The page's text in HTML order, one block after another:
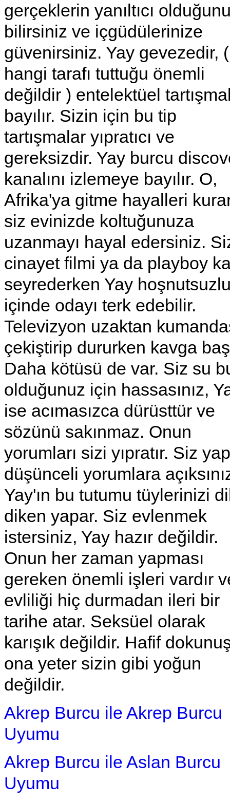
gerçeklerin yanıltıcı
bilirsiniz ve içgüdülerinize
güvenirsiniz. Yay gevezedir, (
hangi tarafı tuttuğu önemli
değildir ) entelektüel
bayılır. Sizin için bu tip
tartışmalar yıpratıcı ve
gereksizdir. Yay burcu
kanalını izlemeye bayılır. O,
Afrika'ya gitme hayalleri
siz evinizde koltuğunuza
uzanmayı hayal edersiniz.
cinayet filmi ya da playboy
seyrederken Yay
içinde odayı terk edebilir.
Televizyon uzaktan
çekiştirip dururken kavga
Daha kötüsü de var. Siz su
olduğunuz için hassasınız,
ise acımasızca dürüsttür ve
sözünü sakınmaz. Onun
yorumları sizi yıpratır. Siz
düşünceli yorumlara
Yay'ın bu tutumu tüylerinizi
diken yapar. Siz evlenmek
istersiniz, Yay hazır değildir.
Onun her zaman yapması
gereken önemli işleri vardır
evliliği hiç durmadan ileri bir
tarihe atar. Seksüel olarak
karışık değildir. Hafif
ona yeter sizin gibi yoğun
değildir.
Akrep Burcu ile Akrep Burcu
Uyumu
Akrep Burcu ile Aslan Burcu
Uyumu